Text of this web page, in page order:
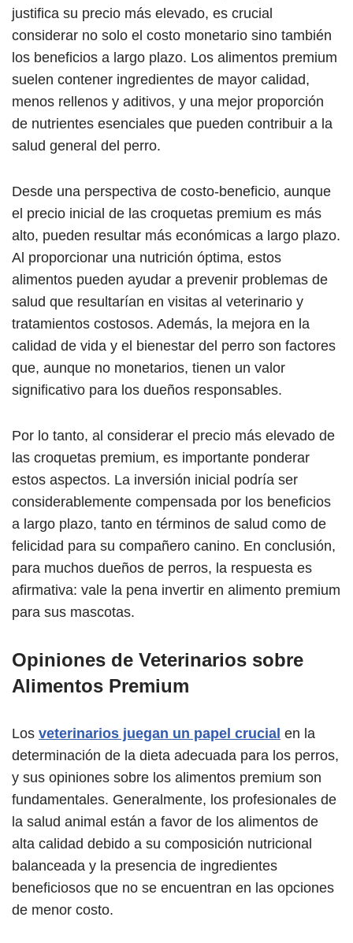
justifica su precio más elevado, es crucial
considerar no solo el costo monetario sino también
los beneficios a largo plazo. Los alimentos premium
suelen contener ingredientes de mayor calidad,
menos rellenos y aditivos, y una mejor proporción
de nutrientes esenciales que pueden contribuir a la
salud general del perro.
Desde una perspectiva de costo-beneficio, aunque
el precio inicial de las croquetas premium es más
alto, pueden resultar más económicas a largo plazo.
Al proporcionar una nutrición óptima, estos
alimentos pueden ayudar a prevenir problemas de
salud que resultarían en visitas al veterinario y
tratamientos costosos. Además, la mejora en la
calidad de vida y el bienestar del perro son factores
que, aunque no monetarios, tienen un valor
significativo para los dueños responsables.
Por lo tanto, al considerar el precio más elevado de
las croquetas premium, es importante ponderar
estos aspectos. La inversión inicial podría ser
considerablemente compensada por los beneficios
a largo plazo, tanto en términos de salud como de
felicidad para su compañero canino. En conclusión,
para muchos dueños de perros, la respuesta es
afirmativa: vale la pena invertir en alimento premium
para sus mascotas.
Opiniones de Veterinarios sobre
Alimentos Premium
Los veterinarios juegan un papel crucial en la
determinación de la dieta adecuada para los perros,
y sus opiniones sobre los alimentos premium son
fundamentales. Generalmente, los profesionales de
la salud animal están a favor de los alimentos de
alta calidad debido a su composición nutricional
balanceada y la presencia de ingredientes
beneficiosos que no se encuentran en las opciones
de menor costo.